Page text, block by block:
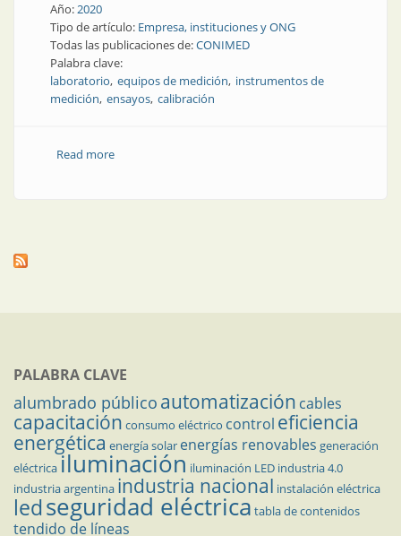
Año:2020
Tipo de artículo: Empresa, instituciones y ONG
Todas las publicaciones de:CONIMED
Palabra clave:
laboratorio equipos de medición instrumentos de
medición ensayos calibración
Read moreabout Laboratorio y equipos de medición y ensayos
PALABRA CLAVE
alumbrado público automatización cables
capacitación consumo eléctrico control eficiencia
energética energía solar energías renovables generación
eléctricailuminación iluminación LED industria 4.0
industria argentina industria nacional instalación eléctrica
ledseguridad eléctrica tabla de contenidos
tendido de líneas